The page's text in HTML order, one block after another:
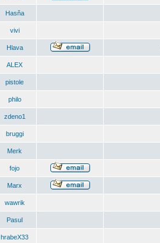
Hasňa
vivi
Hlava
ALEX
pistole
philo
zdeno1
bruggi
Merk
fojo
Marx
wawrik
Pasul
hrabeX33